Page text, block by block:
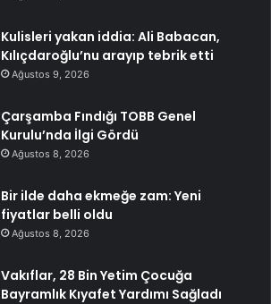
Kulisleri yakan iddia: Ali Babacan,
Kılıçdaroğlu’nu arayıp tebrik etti
Ağustos 9, 2026
Çarşamba Fındığı TOBB Genel
Kurulu’nda İlgi Gördü
Ağustos 8, 2026
Bir ilde daha ekmeğe zam: Yeni
fiyatlar belli oldu
Ağustos 8, 2026
Vakıflar, 28 Bin Yetim Çocuğa
Bayramlık Kıyafet Yardımı Sağladı